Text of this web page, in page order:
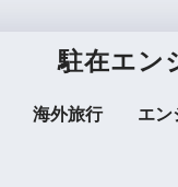
駐在エン
海外旅行 エン